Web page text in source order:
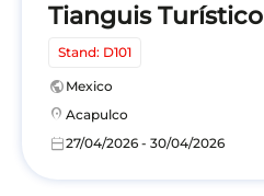
Tianguis Turístico
Stand: D101
public Mexico
location_on Acapulco
calendar_today27/04/2026 - 30/04/2026